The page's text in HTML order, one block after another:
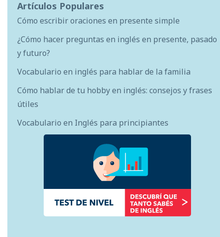
Artículos Populares
Cómo escribir oraciones en presente simple
¿Cómo hacer preguntas en inglés en presente, pasado
y futuro?
Vocabulario en inglés para hablar de la familia
Cómo hablar de tu hobby en inglés: consejos y frases
útiles
Vocabulario en Inglés para principiantes